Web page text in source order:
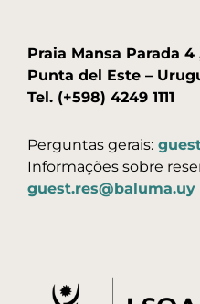
Praia Mansa Parada 4
Punta del Este –
Tel. (+598) 4249 1111
Perguntas gerais:
Informações sobre
guest.res@baluma.uy